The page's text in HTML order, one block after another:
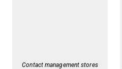
Contact management stores